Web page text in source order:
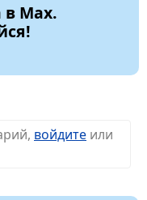
Max.
войдите или